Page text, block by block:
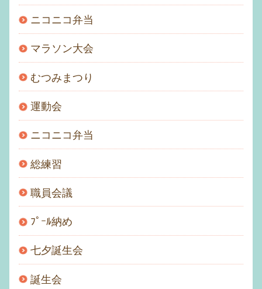
ニコニコ弁当
マラソン大会
むつみまつり
運動会
ニコニコ弁当
総練習
職員会議
ﾌﾟｰﾙ納め
七夕誕生会
誕生会